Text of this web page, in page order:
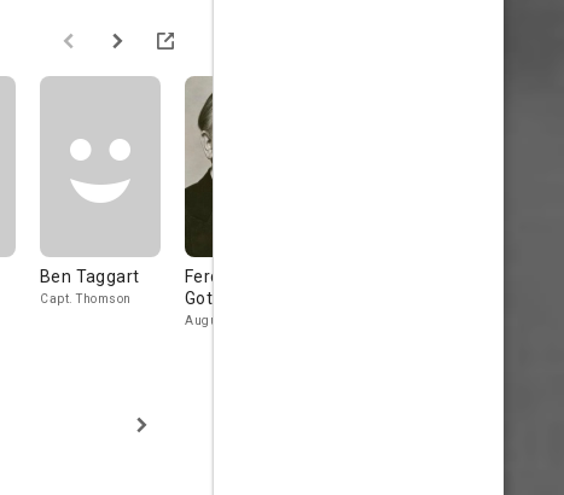
Ben Taggart
Capt. Thomson
Ferdinand
Gottschalk
Augustus Telfen